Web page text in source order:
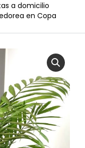
a domicilio
en Copa